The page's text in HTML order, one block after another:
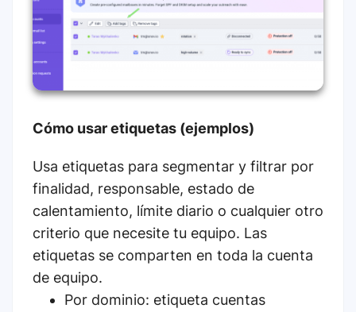
Cómo usar etiquetas (ejemplos)
Usa etiquetas para segmentar y filtrar por
finalidad, responsable, estado de
calentamiento, límite diario o cualquier otro
criterio que necesite tu equipo. Las
etiquetas se comparten en toda la cuenta
de equipo.
Por dominio: etiqueta cuentas